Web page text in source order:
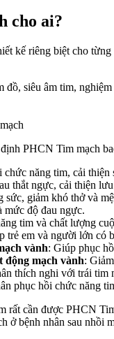
cho ai?
kế riêng biệt cho
siêu âm tim,
PHCN Tim mạch
chức năng tim, cải thiện
thắt ngực, cải thiện
sức, giảm khó thở và
mức độ đau ngực.
tim và chất lượng
trẻ em và người lớn có
vành: Giúp phục
động mạch vành:
thích nghi với trái tim
phục hồi chức năng
rất cần được PHCN
ở bệnh nhân sau nhồi